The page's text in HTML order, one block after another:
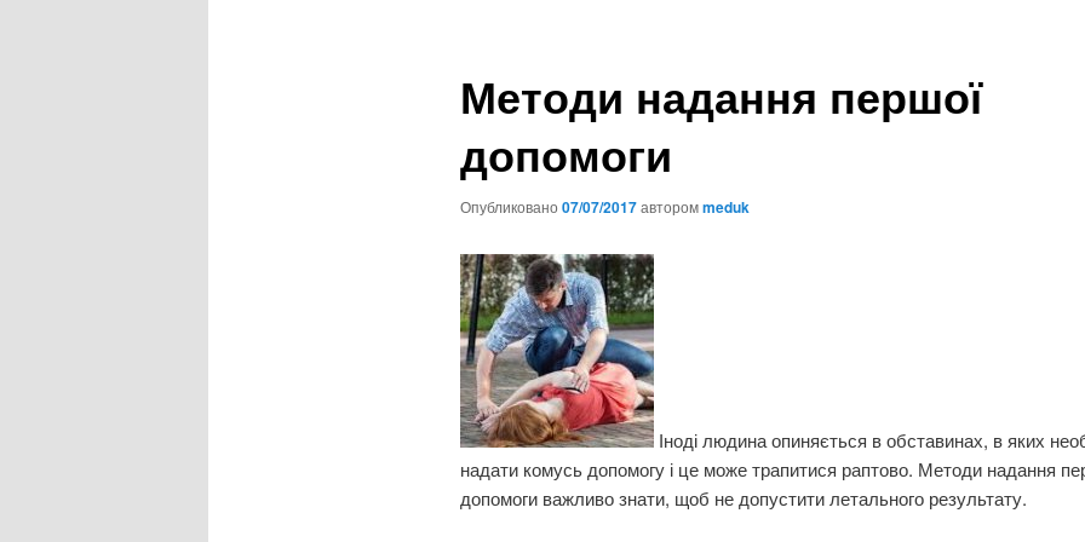
Методи надання першої
допомоги
Опубликовано 07/07/2017авторомmeduk
Іноді людина опиняється в обставинах, в яких
надати комусь допомогу і це може трапитися раптово. Методи надання
допомоги важливо знати, щоб не допустити летального результату.